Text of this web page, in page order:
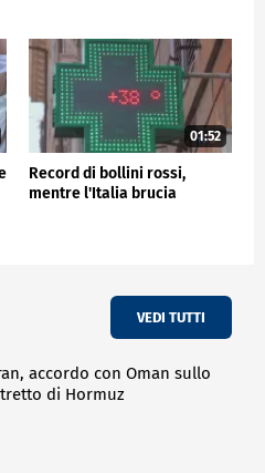
01:52
Record di bollini rossi,
mentre l'Italia brucia
VEDI TUTTI
accordo con Oman sullo
di Hormuz